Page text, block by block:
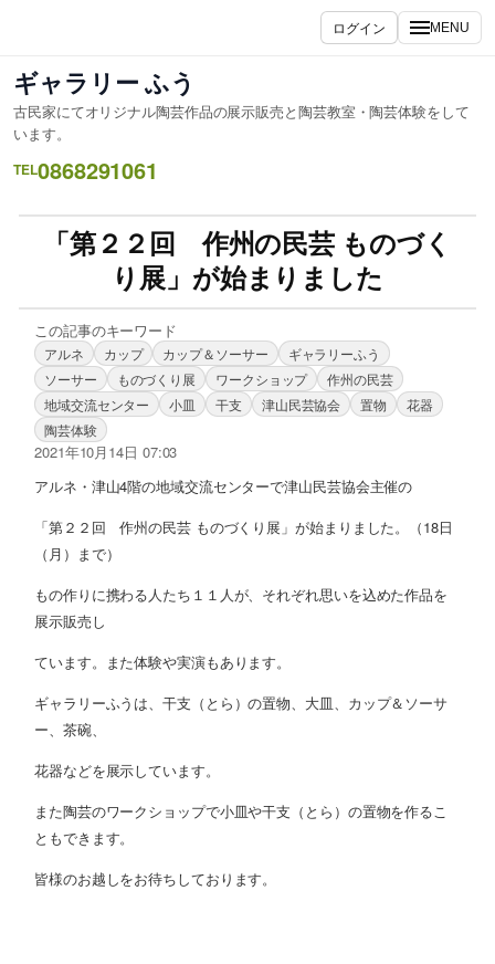
ログイン MENU
ギャラリー ふう
古民家にてオリジナル陶芸作品の展示販売と陶芸教室・陶芸体験をして
います。
TEL0868291061
「第２２回 作州の民芸 ものづく
り展」が始まりました
この記事のキーワード
アルネ カップ カップ＆ソーサー
ギャラリーふう
ソーサー
ものづくり展 ワークショップ
作州の民芸
地域交流センター
小皿 干支 津山民芸協会 置物
花器
陶芸体験
2021年10月14日 07:03
アルネ・津山4階の地域交流センターで津山民芸協会主催の
「第２２回 作州の民芸 ものづくり展」が始まりました。（18日
（月）まで）
もの作りに携わる人たち１１人が、それぞれ思いを込めた作品を
展示販売し
ています。また体験や実演もあります。
ギャラリーふうは、干支（とら）の置物、大皿、カップ＆ソーサ
ー、茶碗、
花器などを展示しています。
また陶芸のワークショップで小皿や干支（とら）の置物を作るこ
ともできます。
皆様のお越しをお待ちしております。